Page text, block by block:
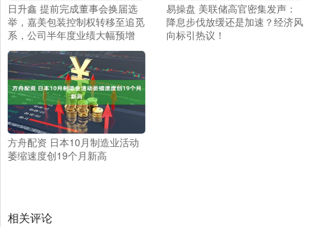
日升鑫 提前完成董事会换届选
举，嘉美包装控制权转移至追觅
系，公司半年度业绩大幅预增
易操盘 美联储高官密集发声：
降息步伐放缓还是加速？经济风
向标引热议！
方舟配资 日本10月制造业活动
萎缩速度创19个月新高
相关评论